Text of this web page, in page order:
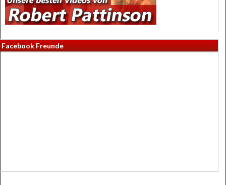
Facebook Freunde